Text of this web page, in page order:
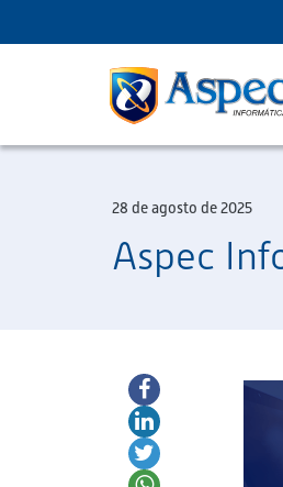
28 de agosto de 2025
Aspec